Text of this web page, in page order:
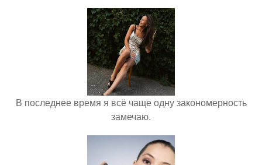
В последнее время я всё чаще одну закономерность
замечаю.